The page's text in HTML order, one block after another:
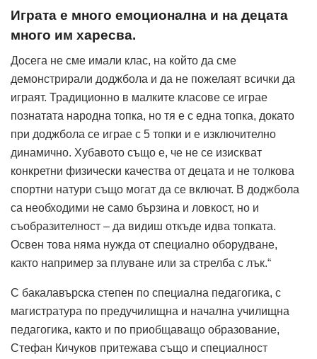
Играта е много емоционална и на децата
много им харесва.
Досега не сме имали клас, на който да сме
демонстрирали доджбола и да не пожелаят всички да
играят. Традиционно в малките класове се играе
познатата народна топка, но тя е с една топка, докато
при доджбола се играе с 5 топки и е изключително
динамично. Хубавото също е, че не се изискват
конкретни физически качества от децата и не толкова
спортни натури също могат да се включат. В доджбола
са необходими не само бързина и ловкост, но и
съобразителност – да видиш откъде идва топката.
Освен това няма нужда от специално оборудване,
както например за плуване или за стрелба с лък.“
С бакалавърска степен по специална педагогика, с
магистратура по предучилищна и начална училищна
педагогика, както и по приобщаващо образование,
Стефан Кичуков притежава също и специалност